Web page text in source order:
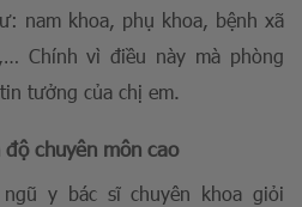
nam khoa, phụ khoa, bệnh xã
Chính vì điều này mà phòng
tưởng của chị em.
chuyên môn cao
y bác sĩ chuyên khoa giỏi